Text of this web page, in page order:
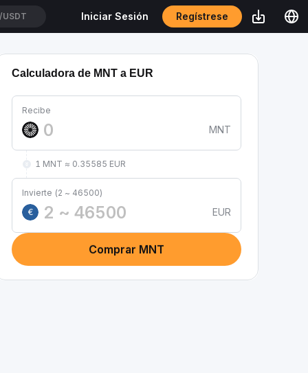
USDT Iniciar Sesión Regístrese
Calculadora de MNT a EUR
Recibe
MNT
1 MNT ≈ 0.35585 EUR
Invierte (2 ~ 46500)
€
EUR
Comprar MNT